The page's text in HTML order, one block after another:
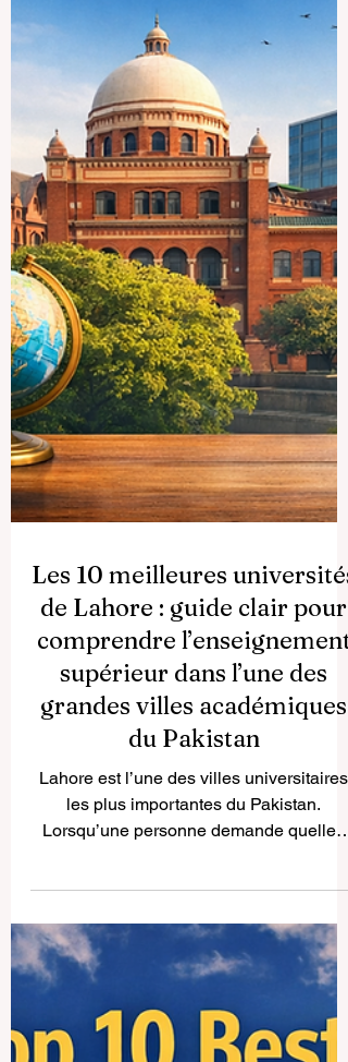
existe un groupe d’universités
américaines qui revient très souvent
lorsqu’on parle de presti
de Lahore : guide clair pour
comprendre l’enseignement
supérieur dans l’une des
grandes villes académiques